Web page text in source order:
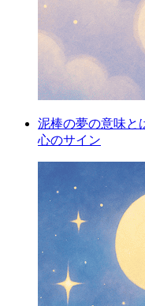
泥棒の夢の意味と
心のサイン